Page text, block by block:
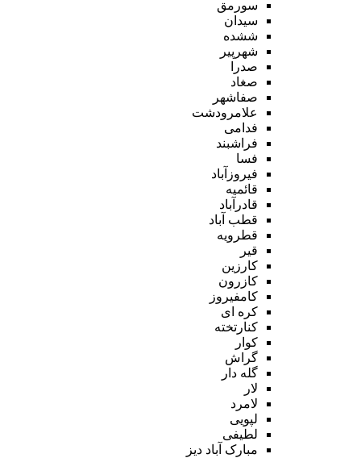
سورمق
سیدان
ششده
شهرپیر
صدرا
صغاد
صفاشهر
علامرودشت
فدامی
فراشبند
فسا
فیروزآباد
قائمیه
قادرآباد
قطب آباد
قطرویه
قیر
کارزین
کازرون
کامفیروز
کره ای
کنارتخته
کوار
گراش
گله دار
لار
لامرد
لپویی
لطیفی
مبارک آباد دیز